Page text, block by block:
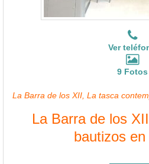
Ver
9 Fotos
La Barra de los XII, La tasca
La Barra de los
bautizos